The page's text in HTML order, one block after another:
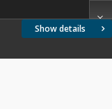
Show details